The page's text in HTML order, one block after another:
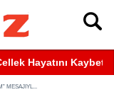
Mahsur Kalan
MESAJIYL...